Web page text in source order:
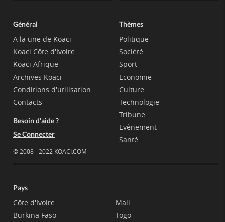
Général
A la une de Koaci
Koaci Côte d'Ivoire
Koaci Afrique
Archives Koaci
Conditions d'utilisation
Contacts
Besoin d'aide ?
Se Connecter
© 2008 - 2022 KOACI.COM
Thèmes
Politique
Société
Sport
Economie
Culture
Technologie
Tribune
Evènement
Santé
Pays
Côte d'Ivoire
Burkina Faso
Mali
Togo